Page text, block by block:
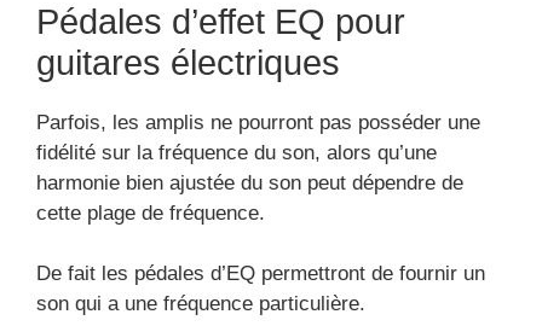
Pédales d’effet EQ pour
guitares électriques
Parfois, les amplis ne pourront pas posséder une
fidélité sur la fréquence du son, alors qu’une
harmonie bien ajustée du son peut dépendre de
cette plage de fréquence.
De fait les pédales d’EQ permettront de fournir un
son qui a une fréquence particulière.